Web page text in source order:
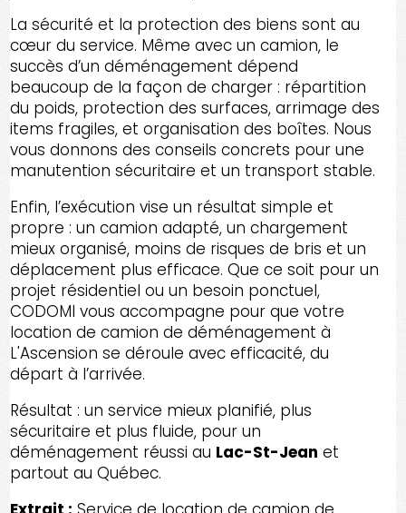
La sécurité et la protection des biens sont au
cœur du service. Même avec un camion, le
succès d’un déménagement dépend
beaucoup de la façon de charger : répartition
du poids, protection des surfaces, arrimage des
items fragiles, et organisation des boîtes. Nous
vous donnons des conseils concrets pour une
manutention sécuritaire et un transport stable.
Enfin, l’exécution vise un résultat simple et
propre : un camion adapté, un chargement
mieux organisé, moins de risques de bris et un
déplacement plus efficace. Que ce soit pour un
projet résidentiel ou un besoin ponctuel,
CODOMI vous accompagne pour que votre
location de camion de déménagement à
L'Ascension se déroule avec efficacité, du
départ à l’arrivée.
Résultat : un service mieux planifié, plus
sécuritaire et plus fluide, pour un
déménagement réussi au Lac-St-Jean et
partout au Québec.